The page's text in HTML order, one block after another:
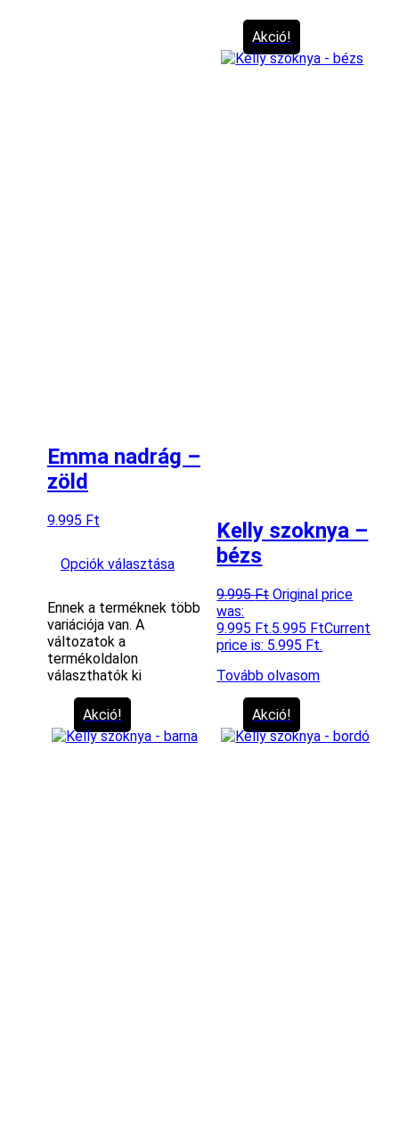
Emma nadrág –
zöld
9.995 Ft
Opciók választása
Ennek a terméknek több
variációja van. A
változatok a
termékoldalon
választhatók ki
Akció!
Kelly szoknya –
bézs
9.995Ft Original price
was:
9.995 Ft.5.995 FtCurrent
price is: 5.995 Ft.
Tovább olvasom
Akció! Akció!